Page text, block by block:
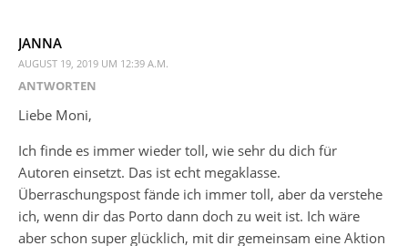
JANNA
AUGUST 19, 2019 UM 12:39 A.M.
ANTWORTEN
Liebe Moni,
Ich finde es immer wieder toll, wie sehr du dich für
Autoren einsetzt. Das ist echt megaklasse.
Überraschungspost fände ich immer toll, aber da verstehe
ich, wenn dir das Porto dann doch zu weit ist. Ich wäre
aber schon super glücklich, mit dir gemeinsam eine Aktion